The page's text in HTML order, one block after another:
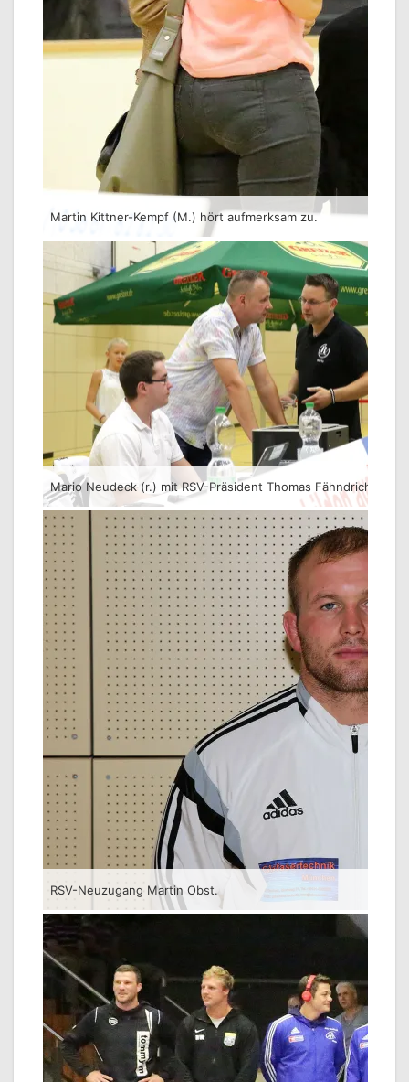
Martin Kittner-Kempf (M.) hört aufmerksam zu.
Mario Neudeck (r.) mit RSV-Präsident Thomas Fähndrich.
RSV-Neuzugang Martin Obst.